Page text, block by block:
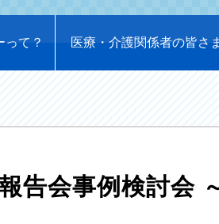
って？ 医療・介護関係者の皆さ
告会事例検討会